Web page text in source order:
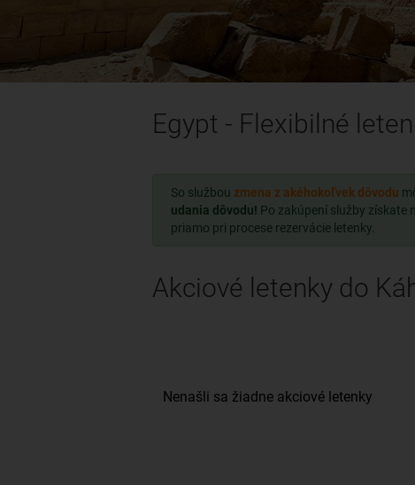
Egypt - Flexibilné
So službou zmena z akéhokoľvek dôvodu
udania dôvodu! Po zakúpení služby získate
priamo pri procese rezervácie letenky.
Akciové letenky do